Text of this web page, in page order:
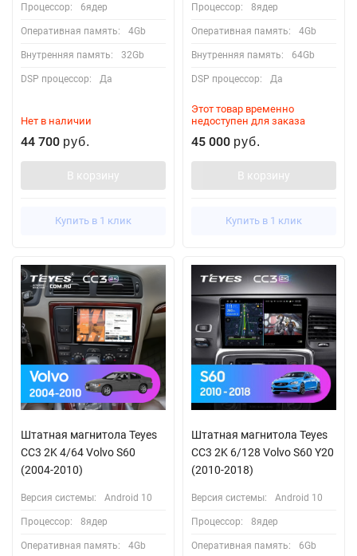
Процессор: 6ядер
Оперативная память: 4Gb
Внутренняя память: 32Gb
DSP процессор: Да
Нет в наличии
44 700 руб.
В корзину
Купить в 1 клик
Процессор: 8ядер
Оперативная память: 4Gb
Внутренняя память: 64Gb
DSP процессор: Да
Этот товар временно
недоступен для заказа
45 000 руб.
В корзину
Купить в 1 клик
Штатная магнитола Teyes
CC3 2K 4/64 Volvo S60
(2004-2010)
Версия системы: Android 10
Процессор: 8ядер
Оперативная память: 4Gb
Штатная магнитола Teyes
CC3 2K 6/128 Volvo S60 Y20
(2010-2018)
Версия системы: Android 10
Процессор: 8ядер
Оперативная память: 6Gb